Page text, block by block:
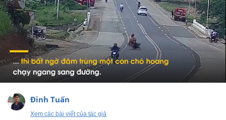
Đinh Tuấn
Xem các bài viết của tác giả